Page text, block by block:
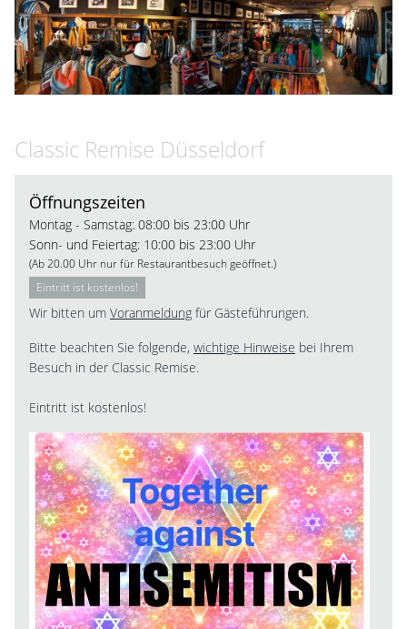
Classic Remise Düsseldorf
Öffnungszeiten
Montag - Samstag: 08:00 bis 23:00 Uhr
Sonn- und Feiertag: 10:00 bis 23:00 Uhr
(Ab 20.00 Uhr nur für Restaurantbesuch geöffnet.)
Eintritt ist kostenlos!
Wir bitten um Voranmeldung für Gästeführungen.
Bitte beachten Sie folgende, wichtige Hinweise bei Ihrem
Besuch in der Classic Remise.
Eintritt ist kostenlos!